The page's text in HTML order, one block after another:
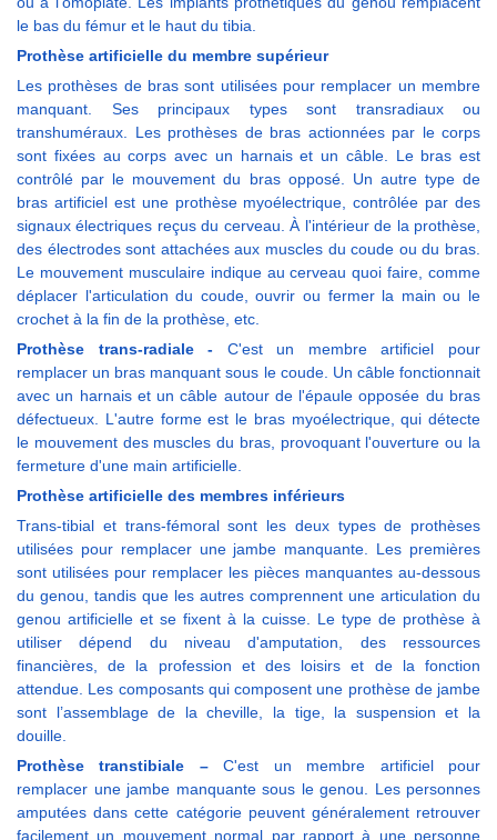
le bas du fémur et le haut du tibia.
Prothèse artificielle du membre supérieur
Les prothèses de bras sont utilisées pour remplacer un membre
manquant. Ses principaux types sont transradiaux ou
transhuméraux. Les prothèses de bras actionnées par le corps
sont fixées au corps avec un harnais et un câble. Le bras est
contrôlé par le mouvement du bras opposé. Un autre type de
bras artificiel est une prothèse myoélectrique, contrôlée par des
signaux électriques reçus du cerveau. À l'intérieur de la prothèse,
des électrodes sont attachées aux muscles du coude ou du bras.
Le mouvement musculaire indique au cerveau quoi faire, comme
déplacer l'articulation du coude, ouvrir ou fermer la main ou le
crochet à la fin de la prothèse, etc.
Prothèse trans-radiale - C'est un membre artificiel pour
remplacer un bras manquant sous le coude. Un câble fonctionnait
avec un harnais et un câble autour de l'épaule opposée du bras
défectueux. L'autre forme est le bras myoélectrique, qui détecte
le mouvement des muscles du bras, provoquant l'ouverture ou la
fermeture d'une main artificielle.
Prothèse artificielle des membres inférieurs
Trans-tibial et trans-fémoral sont les deux types de prothèses
utilisées pour remplacer une jambe manquante. Les premières
sont utilisées pour remplacer les pièces manquantes au-dessous
du genou, tandis que les autres comprennent une articulation du
genou artificielle et se fixent à la cuisse. Le type de prothèse à
utiliser dépend du niveau d'amputation, des ressources
financières, de la profession et des loisirs et de la fonction
attendue. Les composants qui composent une prothèse de jambe
sont l’assemblage de la cheville, la tige, la suspension et la
douille.
Prothèse transtibiale –C'est un membre artificiel pour
remplacer une jambe manquante sous le genou. Les personnes
amputées dans cette catégorie peuvent généralement retrouver
facilement un mouvement normal par rapport à une personne